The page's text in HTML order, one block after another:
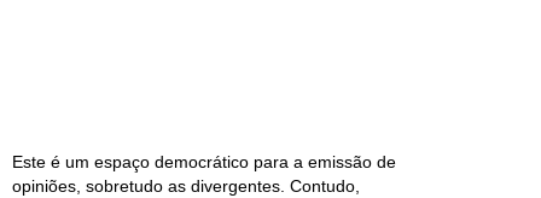
Este é um espaço democrático para a emissão de
opiniões, sobretudo as divergentes. Contudo,